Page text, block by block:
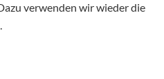
verwenden wir wieder die